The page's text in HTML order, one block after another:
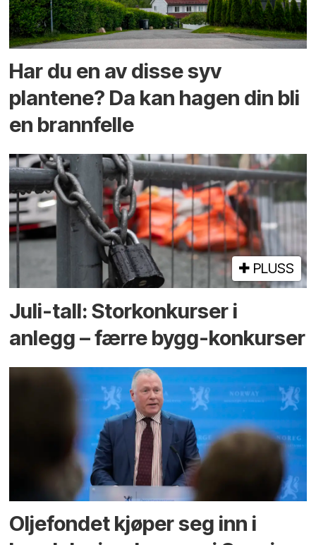
Har du en av disse syv
plantene? Da kan hagen din bli
en brannfelle
PLUSS
Juli-tall: Storkonkurser i
anlegg – færre bygg-konkurser
Oljefondet kjøper seg inn i